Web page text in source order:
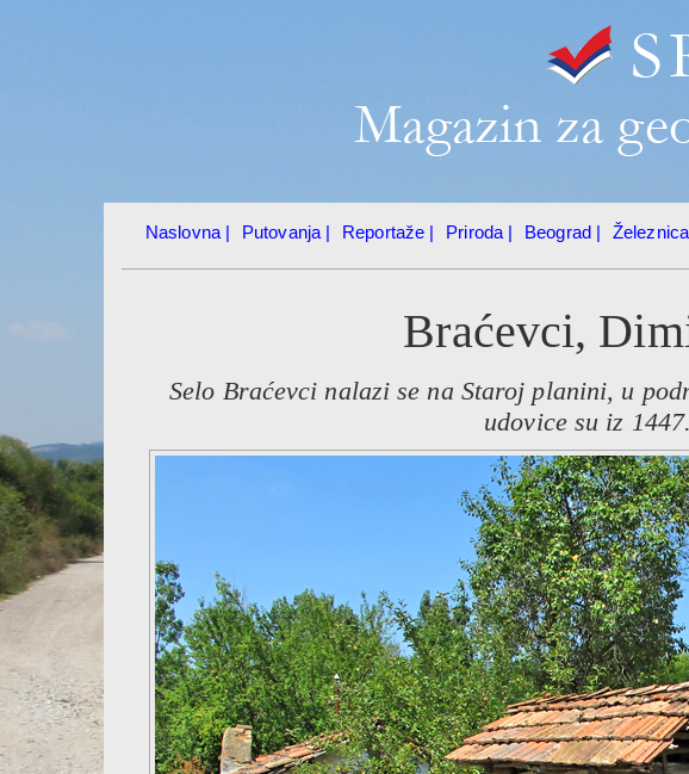
Naslovna | Putovanja | Reportaže | Priroda | Beograd |
Braćevci,
Selo Braćevci nalazi se na Staroj planini, u
udovice su iz